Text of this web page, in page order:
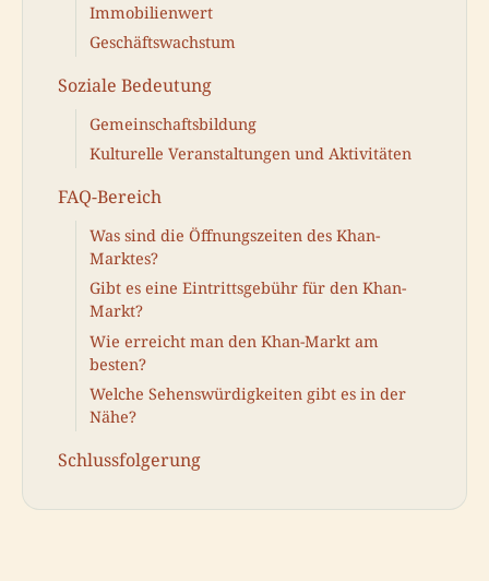
Immobilienwert
Geschäftswachstum
Soziale Bedeutung
Gemeinschaftsbildung
Kulturelle Veranstaltungen und Aktivitäten
FAQ-Bereich
Was sind die Öffnungszeiten des Khan-
Marktes?
Gibt es eine Eintrittsgebühr für den Khan-
Markt?
Wie erreicht man den Khan-Markt am
besten?
Welche Sehenswürdigkeiten gibt es in der
Nähe?
Schlussfolgerung